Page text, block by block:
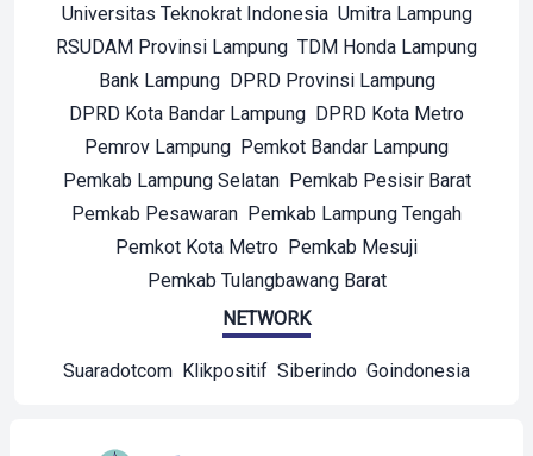
Universitas Teknokrat Indonesia Umitra Lampung
RSUDAM Provinsi Lampung TDM Honda Lampung
Bank Lampung DPRD Provinsi Lampung
DPRD Kota Bandar Lampung DPRD Kota Metro
Pemrov Lampung Pemkot Bandar Lampung
Pemkab Lampung Selatan Pemkab Pesisir Barat
Pemkab Pesawaran Pemkab Lampung Tengah
Pemkot Kota Metro Pemkab Mesuji
Pemkab Tulangbawang Barat
NETWORK
Suaradotcom Klikpositif Siberindo Goindonesia